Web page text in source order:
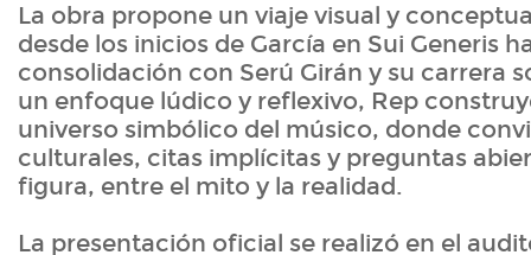
La obra propone un viaje visual y
desde los inicios de García en Sui Generis
consolidación con Serú Girán y su carrera
un enfoque lúdico y reflexivo, Rep
universo simbólico del músico, donde
culturales, citas implícitas y preguntas
figura, entre el mito y la realidad.
La presentación oficial se realizó en el